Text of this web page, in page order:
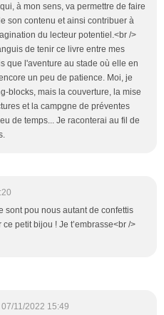
à mon sens, va permettre de faire
son contenu et ainsi contribuer à
du lecteur potentiel.<br />
de tenir ce livre entre mes
que l'aventure au stade où elle en
un peu de patience. Moi, je
blocks, mais la couverture, la mise
et la campgne de préventes
de temps... Je raconterai au fil de
sont pou nous autant de confettis
petit bijou ! Je t’embrasse<br />
07/11/2022 15:49